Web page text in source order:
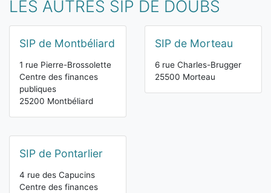
LES AUTRES SIP DE DOUBS
SIP de Montbéliard
1 rue Pierre-Brossolette
Centre des finances
publiques
25200 Montbéliard
SIP de Morteau
6 rue Charles-Brugger
25500 Morteau
SIP de Pontarlier
4 rue des Capucins
Centre des finances